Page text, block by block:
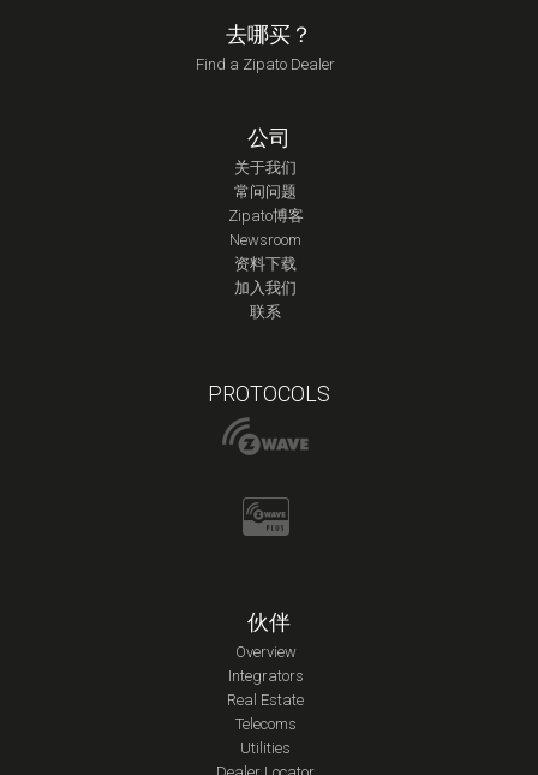
去哪买？
Find a Zipato Dealer
公司
关于我们
常问问题
Zipato博客
Newsroom
资料下载
加入我们
联系
PROTOCOLS
伙伴
Overview
Integrators
Real Estate
Telecoms
Utilities